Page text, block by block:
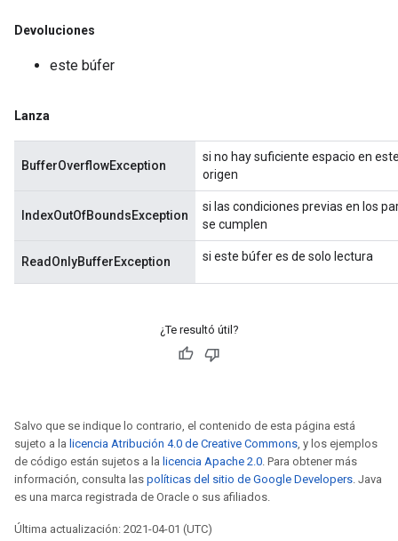
Devoluciones
este búfer
Lanza
BufferOverflowException
si no hay suficiente espacio en
origen
IndexOutOfBoundsException
si las condiciones previas en los
se cumplen
ReadOnlyBufferException si este búfer es de solo lectura
¿Te resultó útil?
Salvo que se indique lo contrario, el contenido de esta página está
sujeto a la licencia Atribución 4.0 de Creative Commons, y los ejemplos
de código están sujetos a la licencia Apache 2.0. Para obtener más
información, consulta las políticas del sitio de Google Developers. Java
es una marca registrada de Oracle o sus afiliados.
Última actualización: 2021-04-01 (UTC)